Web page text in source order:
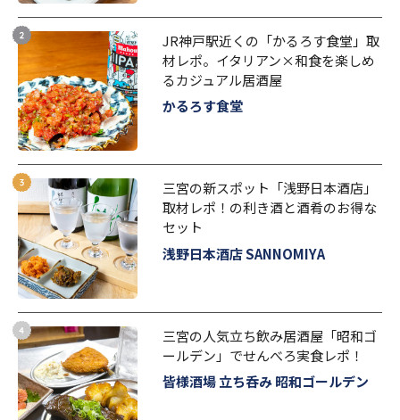
JR神戸駅近くの「かるろす食堂」取
材レポ。イタリアン×和食を楽しめ
るカジュアル居酒屋
かるろす食堂
三宮の新スポット「浅野日本酒店」
取材レポ！の利き酒と酒肴のお得な
セット
浅野日本酒店 SANNOMIYA
三宮の人気立ち飲み居酒屋「昭和ゴ
ールデン」でせんべろ実食レポ！
皆様酒場 立ち呑み 昭和ゴールデン